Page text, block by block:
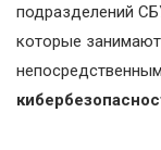
подразделений
которые